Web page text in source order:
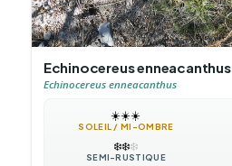
Echinocereus enneacanthus
Echinocereus enneacanthus
☀️☀️☀️
SOLEIL / MI-OMBRE
❄️❄️❄️
SEMI-RUSTIQUE